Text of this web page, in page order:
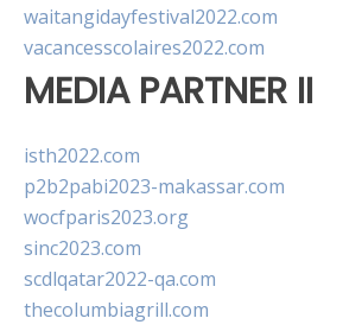
waitangidayfestival2022.com
vacancesscolaires2022.com
MEDIA PARTNER II
isth2022.com
p2b2pabi2023-makassar.com
wocfparis2023.org
sinc2023.com
scdlqatar2022-qa.com
thecolumbiagrill.com